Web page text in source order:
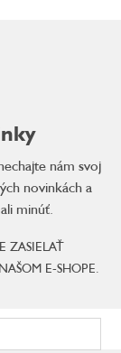
nám svoj
novinkách a
minúť.
ZASIELAŤ
E-SHOPE.